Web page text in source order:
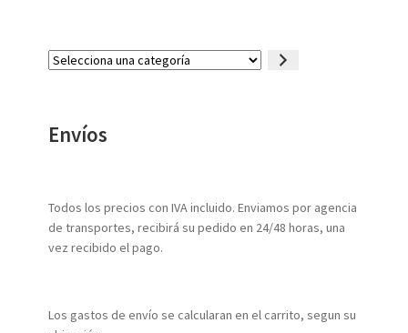
Selecciona
Envíos
Todos los precios con IVA incluido. Enviamos por agencia
de transportes, recibirá su pedido en 24/48 horas, una
vez recibido el pago.
Los gastos de envío se calcularan en el carrito, segun su